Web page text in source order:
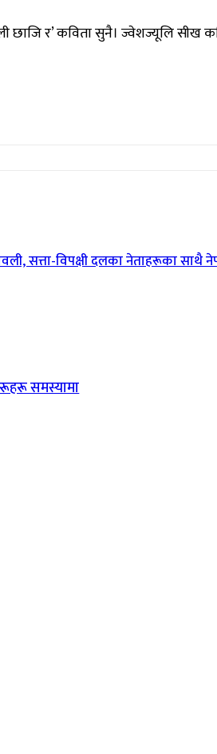
छाजि र’ कविता सुनै। ज्वेशज्यूलि सीख
सत्ता-विपक्षी दलका नेताहरूका साथै
समस्यामा